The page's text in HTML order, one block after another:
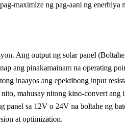
maximize ng pag-aani ng enerhiya
Ang output ng solar panel
ang pinakamainam na operating
inaayos ang epektibong input
mahusay nitong kino-convert ang
panel sa 12V o 24V na boltahe ng
at optimization.